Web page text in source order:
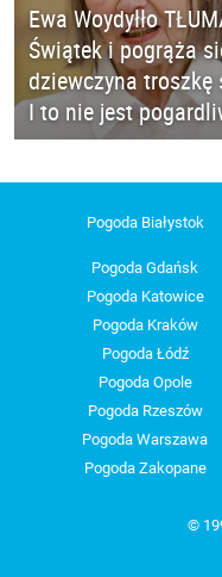
Ewa Woydyłło
Świątek i pogrąża
dziewczyna
I to nie jest
Pogoda Białystok
Pogoda Gdańsk
Pogoda Katowice
Pogoda Kraków
Pogoda Łódź
Pogoda Opole
Pogoda Rzeszów
Pogoda Warszawa
Pogoda Zakopane
©